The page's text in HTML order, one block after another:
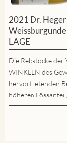
2021 Dr.
LAGE
Die Rebstöcke der
WINKLEN des
hervortretenden
höheren